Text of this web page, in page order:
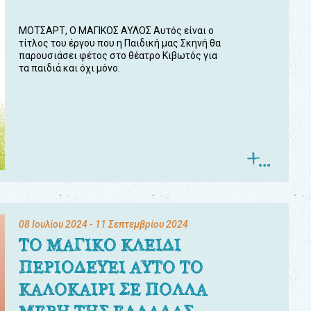
ΜΟΤΣΑΡΤ, Ο ΜΑΓΙΚΟΣ ΑΥΛΟΣ Αυτός είναι ο
τίτλος του έργου που η Παιδική μας Σκηνή θα
παρουσιάσει φέτος στο θέατρο Κιβωτός για
τα παιδιά και όχι μόνο.
08 Ιουλίου 2024- 11 Σεπτεμβρίου 2024
ΤΟ ΜΑΓΙΚΟ ΚΛΕΙΔΙ
ΠΕΡΙΟΔΕΥΕΙ ΑΥΤΟ ΤΟ
ΚΑΛΟΚΑΙΡΙ ΣΕ ΠΟΛΛΑ